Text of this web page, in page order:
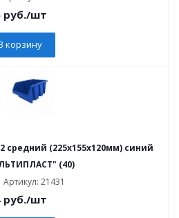
руб./шт
корзину
(225х155х120мм) синий
(40)
Артикул: 21431
руб./шт